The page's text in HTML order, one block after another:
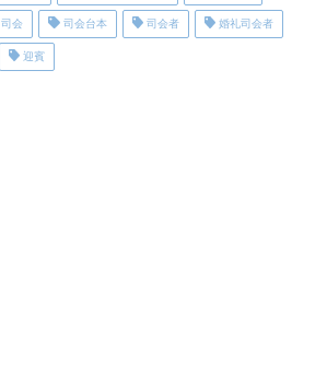
司会 司会台本 司会者 婚礼司会者
迎賓